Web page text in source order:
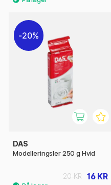
20%
DAS
Modelleringsler 250 g Hvid
16 KR
20 KR